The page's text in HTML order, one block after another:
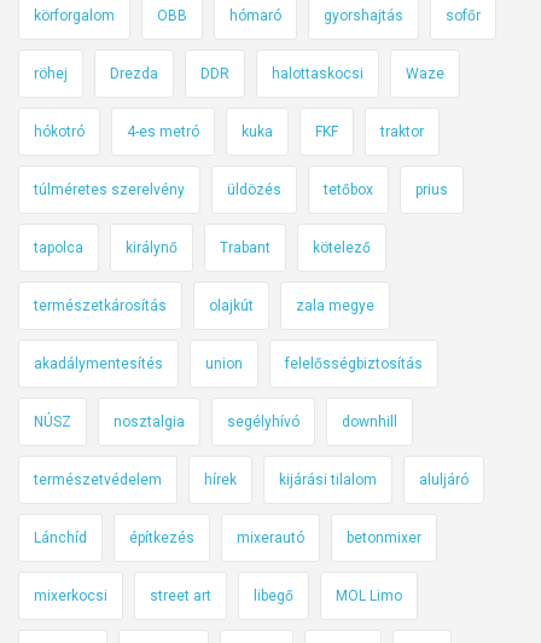
körforgalom OBB hómaró gyorshajtás sofőr
röhej Drezda DDR halottaskocsi Waze
hókotró 4-es metró kuka FKF traktor
túlméretes szerelvény üldözés tetőbox prius
tapolca királynő Trabant kötelező
természetkárosítás olajkút zala megye
akadálymentesítés union felelősségbiztosítás
NÚSZ nosztalgia segélyhívó downhill
természetvédelem hírek kijárási tilalom aluljáró
Lánchíd építkezés mixerautó betonmixer
mixerkocsi street art libegő MOL Limo